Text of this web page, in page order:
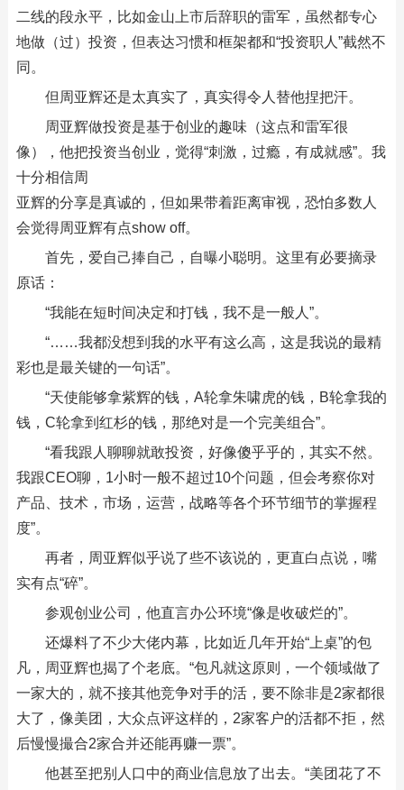
二线的段永平，比如金山上市后辞职的雷军，虽然都专心
地做（过）投资，但表达习惯和框架都和“投资职人”截然不
同。
但周亚辉还是太真实了，真实得令人替他捏把汗。
周亚辉做投资是基于创业的趣味（这点和雷军很
像），他把投资当创业，觉得“刺激，过瘾，有成就感”。我
十分相信周
亚辉的分享是真诚的，但如果带着距离审视，恐怕多数人
会觉得周亚辉有点show off。
首先，爱自己捧自己，自曝小聪明。这里有必要摘录
原话：
“我能在短时间决定和打钱，我不是一般人”。
“……我都没想到我的水平有这么高，这是我说的最精
彩也是最关键的一句话”。
“天使能够拿紫辉的钱，A轮拿朱啸虎的钱，B轮拿我的
钱，C轮拿到红杉的钱，那绝对是一个完美组合”。
“看我跟人聊聊就敢投资，好像傻乎乎的，其实不然。
我跟CEO聊，1小时一般不超过10个问题，但会考察你对
产品、技术，市场，运营，战略等各个环节细节的掌握程
度”。
再者，周亚辉似乎说了些不该说的，更直白点说，嘴
实有点“碎”。
参观创业公司，他直言办公环境“像是收破烂的”。
还爆料了不少大佬内幕，比如近几年开始“上桌”的包
凡，周亚辉也揭了个老底。“包凡就这原则，一个领域做了
一家大的，就不接其他竞争对手的活，要不除非是2家都很
大了，像美团，大众点评这样的，2家客户的活都不拒，然
后慢慢撮合2家合并还能再赚一票”。
他甚至把别人口中的商业信息放了出去。“美团花了不